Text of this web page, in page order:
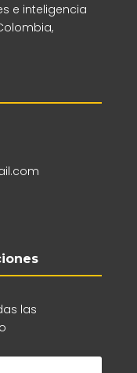
e inteligencia
las